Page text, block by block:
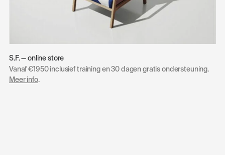
S.F. — online store
Vanaf €1950 inclusief training en 30 dagen gratis ondersteuning.
Meer info.